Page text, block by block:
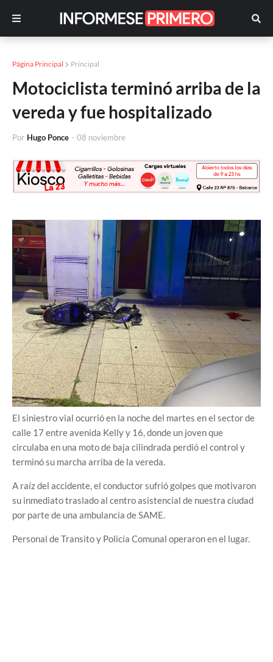
Página Principal Principal
Motociclista terminó arriba de la
vereda y fue hospitalizado
Por Hugo Ponce - 08 noviembre
El siniestro vial ocurrió en la noche del martes en el sector de
calle 17 entre avenida Kelly y 16, donde un joven que
circulaba en una moto de baja cilindrada perdió el control y
terminó su marcha arriba de la vereda.
A raíz del accidente, el conductor sufrió golpes que motivaron
su inmediato traslado al centro asistencial de nuestra ciudad
por parte de una ambulancia de SAME.
Personal de Transito y Policía Comunal operaron en el lugar.